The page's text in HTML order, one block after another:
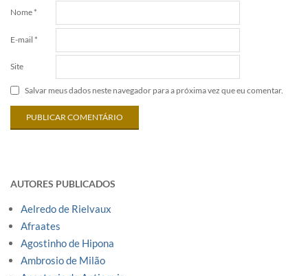
Nome *
E-mail *
Site
Salvar meus dados neste navegador para a próxima vez que eu comentar.
AUTORES PUBLICADOS
Aelredo de Rielvaux
Afraates
Agostinho de Hipona
Ambrosio de Milão